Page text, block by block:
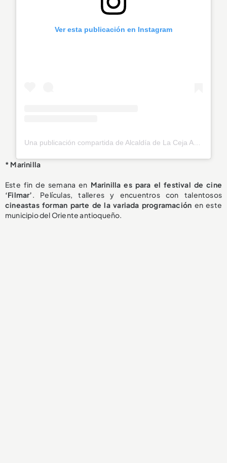
Ver esta publicación en Instagram
* Marinilla
Este fin de semana en Marinilla es para el festival de cine
‘Filmar’. Películas, talleres y encuentros con talentosos
cineastas forman parte de la variada programación en este
municipio del Oriente antioqueño.